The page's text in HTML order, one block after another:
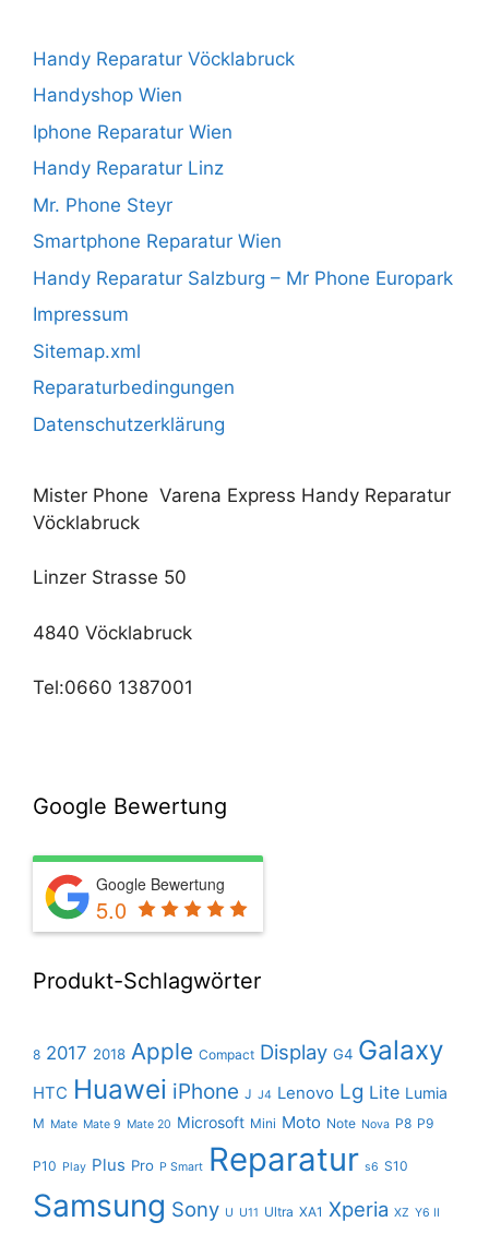
Handy Reparatur Vöcklabruck
Handyshop Wien
Iphone Reparatur Wien
Handy Reparatur Linz
Mr. Phone Steyr
Smartphone Reparatur Wien
Handy Reparatur Salzburg – Mr Phone Europark
Impressum
Sitemap.xml
Reparaturbedingungen
Datenschutzerklärung
Mister Phone Varena Express Handy Reparatur
Vöcklabruck
Linzer Strasse 50
4840 Vöcklabruck
Tel:0660 1387001
Google Bewertung
Google Bewertung
5.0
Produkt-Schlagwörter
8 2017 2018 Apple Compact Display G4 Galaxy
HTC Huawei iPhone J J4 Lenovo Lg Lite Lumia
M Mate Mate 9 Mate 20 Microsoft Mini Moto Note Nova P8 P9
P10 Play Plus Pro P Smart Reparatur s6 S10
Samsung Sony U U11 Ultra XA1 Xperia XZ Y6 II